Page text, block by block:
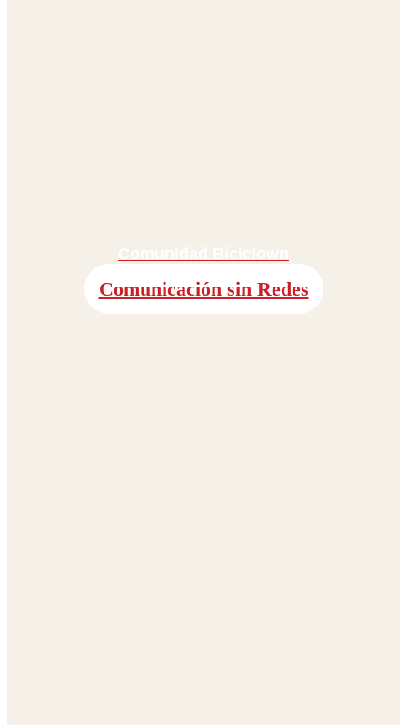
Comunicación sin Redes